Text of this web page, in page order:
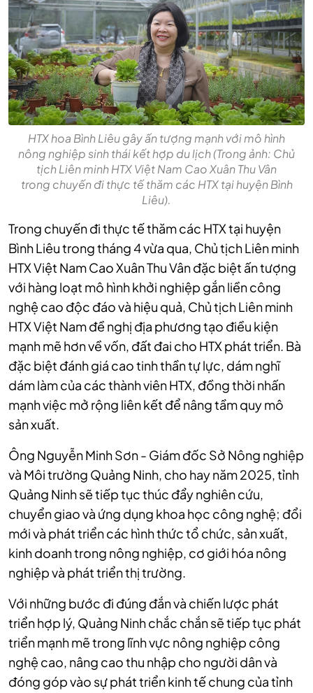
HTX hoa Bình Liêu gây ấn tượng mạnh với mô hình
nông nghiệp sinh thái kết hợp du lịch (Trong ảnh: Chủ
tịch Liên minh HTX Việt Nam Cao Xuân Thu Vân
trong chuyến đi thực tế thăm các HTX tại huyện Bình
Liêu).
Trong chuyến đi thực tế thăm các HTX tại huyện
Bình Liêu trong tháng 4 vừa qua, Chủ tịch Liên minh
HTX Việt Nam Cao Xuân Thu Vân đặc biệt ấn tượng
với hàng loạt mô hình khởi nghiệp gắn liền công
nghệ cao độc đáo và hiệu quả, Chủ tịch Liên minh
HTX Việt Nam đề nghị địa phương tạo điều kiện
mạnh mẽ hơn về vốn, đất đai cho HTX phát triển. Bà
đặc biệt đánh giá cao tinh thần tự lực, dám nghĩ
dám làm của các thành viên HTX, đồng thời nhấn
mạnh việc mở rộng liên kết để nâng tầm quy mô
sản xuất.
Ông Nguyễn Minh Sơn - Giám đốc Sở Nông nghiệp
và Môi trường Quảng Ninh, cho hay năm 2025, tỉnh
Quảng Ninh sẽ tiếp tục thúc đẩy nghiên cứu,
chuyển giao và ứng dụng khoa học công nghệ; đổi
mới và phát triển các hình thức tổ chức, sản xuất,
kinh doanh trong nông nghiệp, cơ giới hóa nông
nghiệp và phát triển thị trường.
Với những bước đi đúng đắn và chiến lược phát
triển hợp lý, Quảng Ninh chắc chắn sẽ tiếp tục phát
triển mạnh mẽ trong lĩnh vực nông nghiệp công
nghệ cao, nâng cao thu nhập cho người dân và
đóng góp vào sự phát triển kinh tế chung của tỉnh